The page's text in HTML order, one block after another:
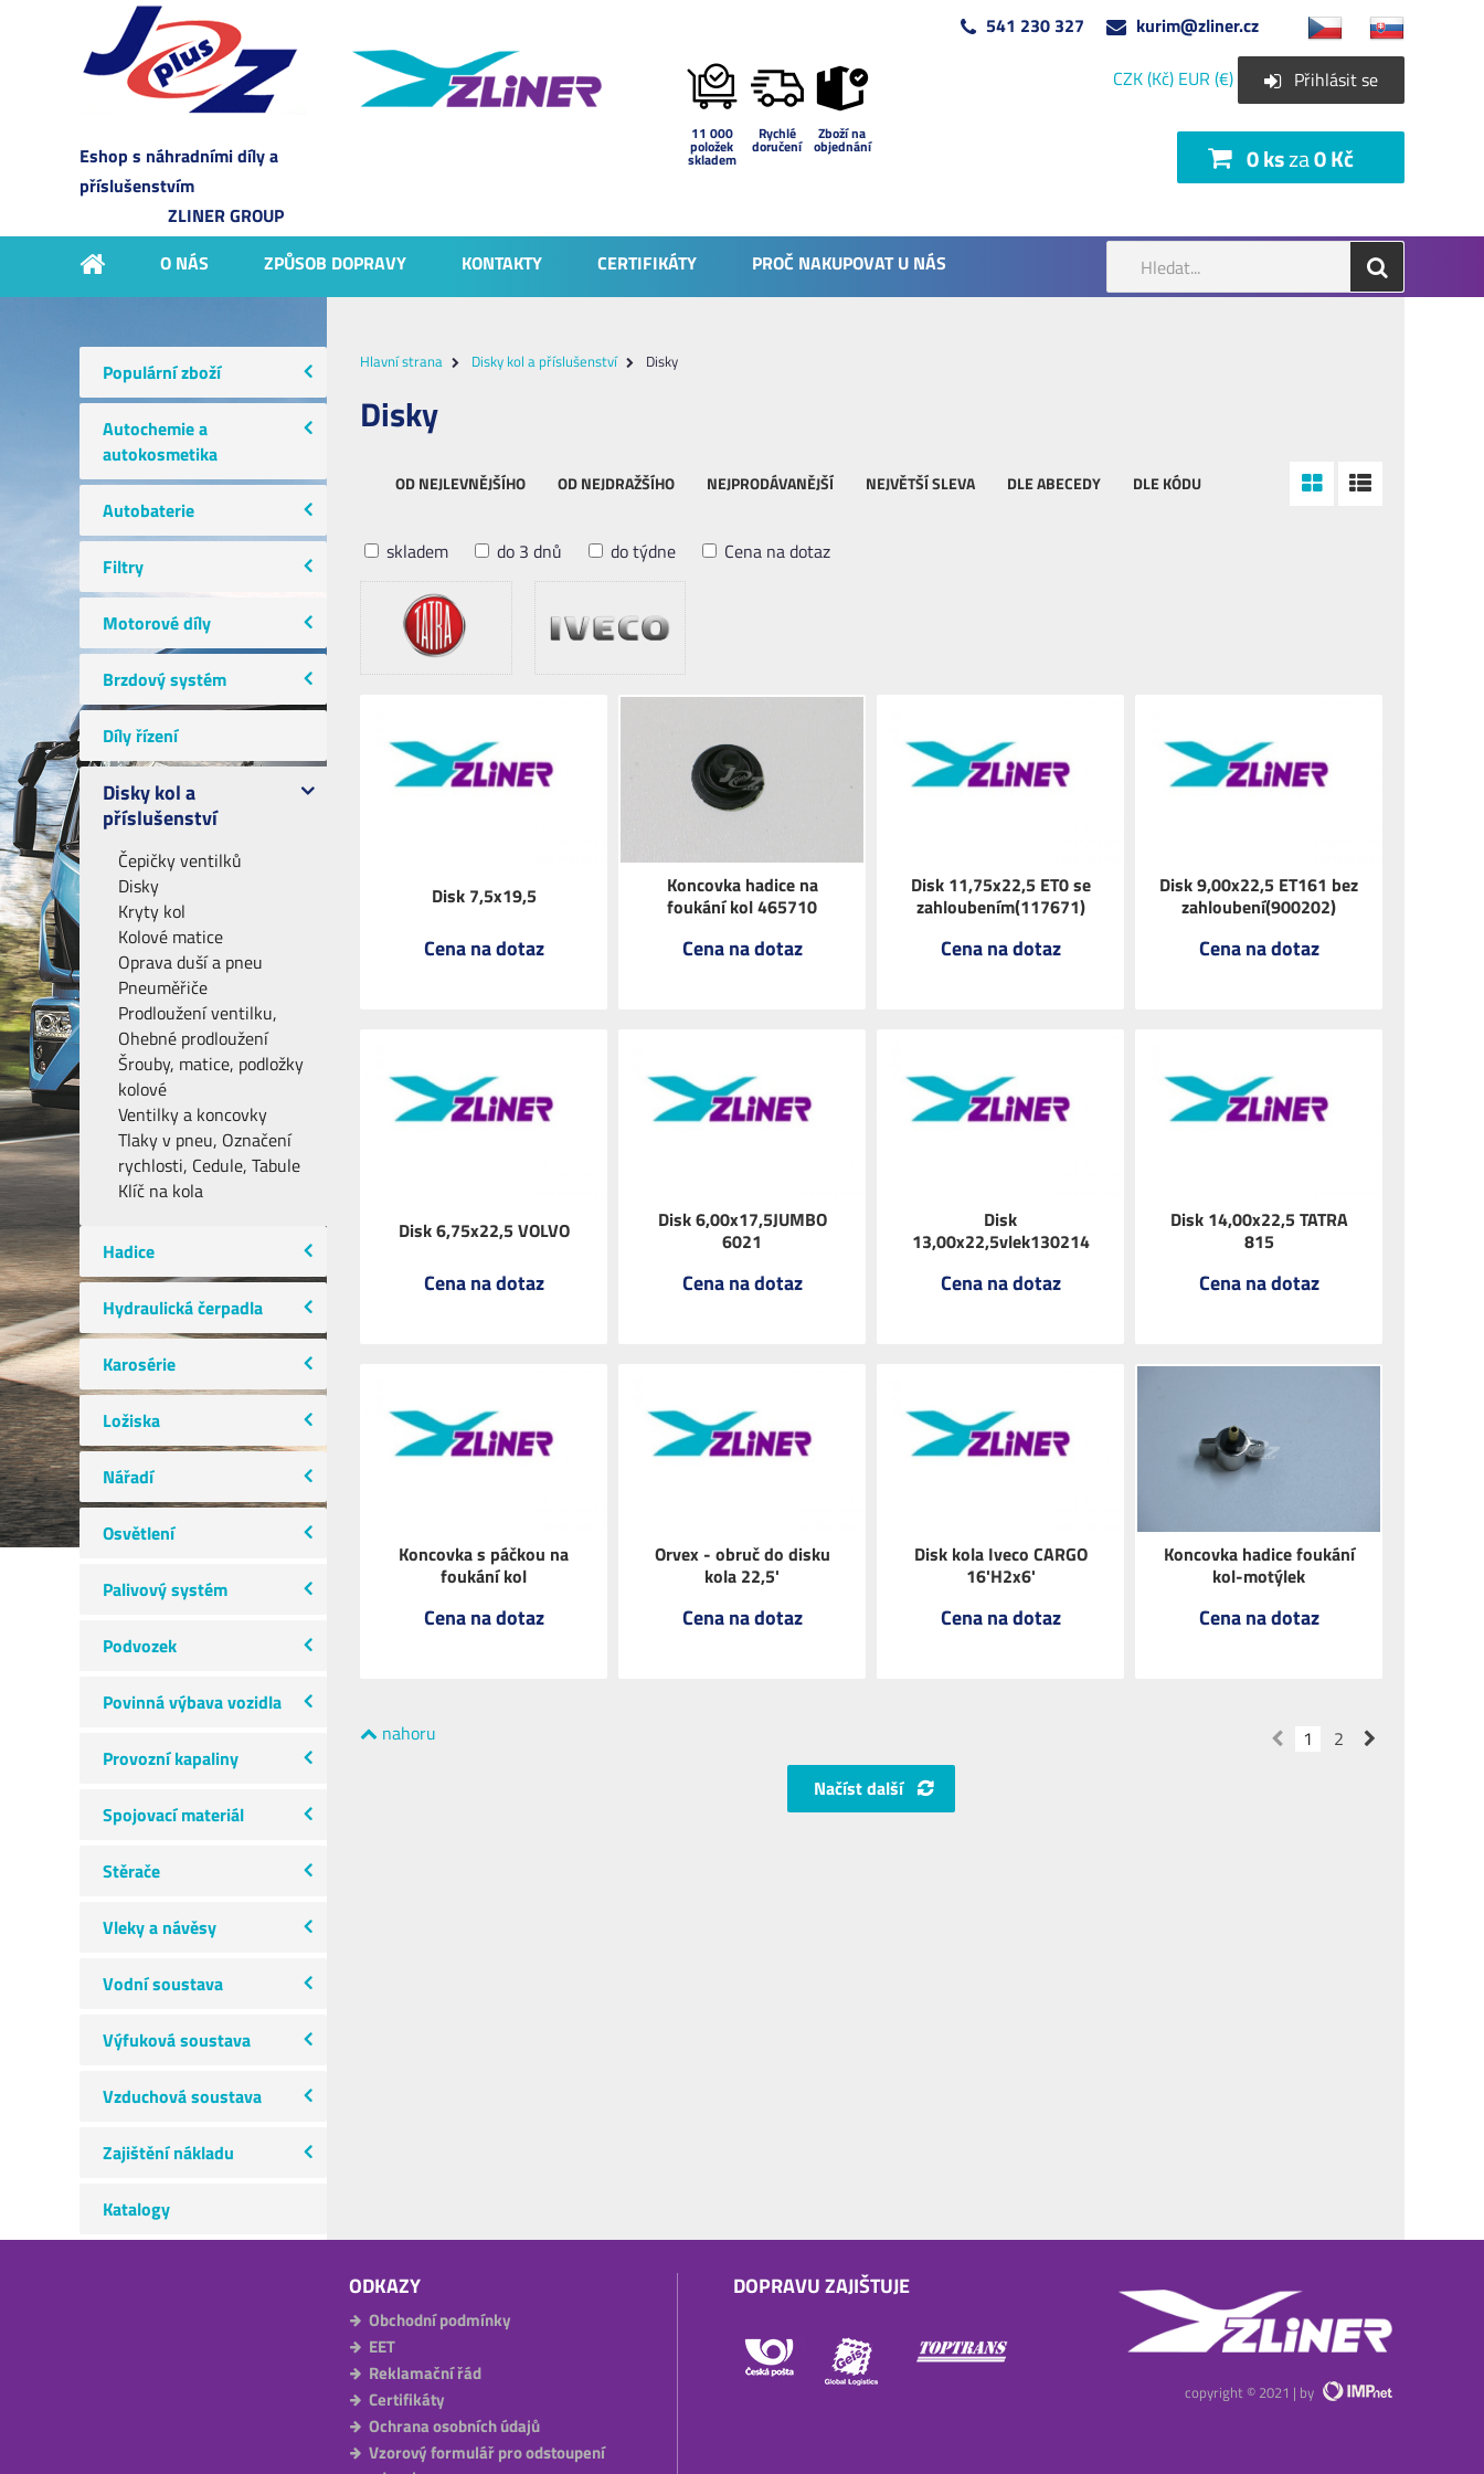
Eshop s náhradními díly a
příslušenstvím
ZLINER GROUP
11 000
položek
skladem
Rychlé
doručení
Zboží na
objednání
541 230 327
kurim@zliner.cz
CZK (Kč) EUR (€) Přihlásit se
0 ksza0 Kč
O NÁS ZPŮSOB DOPRAVY KONTAKTY CERTIFIKÁTY PROČ NAKUPOVAT U NÁS
Populární zboží
Autochemie a
autokosmetika
Autobaterie
Filtry
Motorové díly
Brzdový systém
Díly řízení
Disky kol a
příslušenství
Čepičky ventilků
Disky
Kryty kol
Kolové matice
Oprava duší a pneu
Pneuměřiče
Prodloužení ventilku,
Ohebné prodloužení
Šrouby, matice, podložky
kolové
Ventilky a koncovky
Tlaky v pneu, Označení
rychlosti, Cedule, Tabule
Klíč na kola
Hadice
Hydraulická čerpadla
Karosérie
Ložiska
Nářadí
Osvětlení
Palivový systém
Podvozek
Povinná výbava vozidla
Provozní kapaliny
Spojovací materiál
Stěrače
Vleky a návěsy
Vodní soustava
Výfuková soustava
Vzduchová soustava
Zajištění nákladu
Katalogy
Hlavní strana Disky kol a příslušenství Disky
Disky
OD NEJLEVNĚJŠÍHO OD NEJDRAŽŠÍHO NEJPRODÁVANĚJŠÍ NEJVĚTŠÍ SLEVA DLE ABECEDY DLE KÓDU
skladem do 3 dnů do týdne Cena na dotaz
Disk 7,5x19,5
Cena na dotaz
Koncovka hadice na
foukání kol 465710
Cena na dotaz
Disk 11,75x22,5 ET0 se
zahloubením(117671)
Cena na dotaz
Disk 9,00x22,5 ET161 bez
zahloubení(900202)
Cena na dotaz
Disk 6,75x22,5 VOLVO
Cena na dotaz
Disk 6,00x17,5JUMBO
6021
Cena na dotaz
Disk
13,00x22,5vlek130214
Cena na dotaz
Disk 14,00x22,5 TATRA
815
Cena na dotaz
Koncovka s páčkou na
foukání kol
Cena na dotaz
Orvex - obruč do disku
kola 22,5'
Cena na dotaz
Disk kola Iveco CARGO
16'H2x6'
Cena na dotaz
Koncovka hadice foukání
kol-motýlek
Cena na dotaz
nahoru 1
2
Načíst další
ODKAZY
Obchodní podmínky
EET
Reklamační řád
Certifikáty
Ochrana osobních údajů
Vzorový formulář pro odstoupení
DOPRAVU ZAJIŠTUJE
copyright © 2021 | by